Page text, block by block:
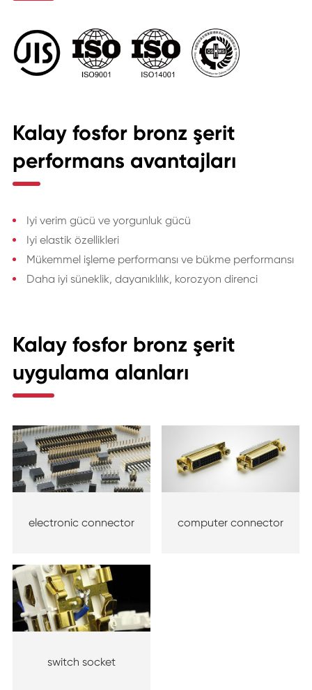
Kalay fosfor bronz şerit
performans avantajları
Iyi verim gücü ve yorgunluk gücü
Iyi elastik özellikleri
Mükemmel işleme performansı ve bükme performansı
Daha iyi süneklik, dayanıklılık, korozyon direnci
Kalay fosfor bronz şerit
uygulama alanları
electronic connector computer connector
switch socket